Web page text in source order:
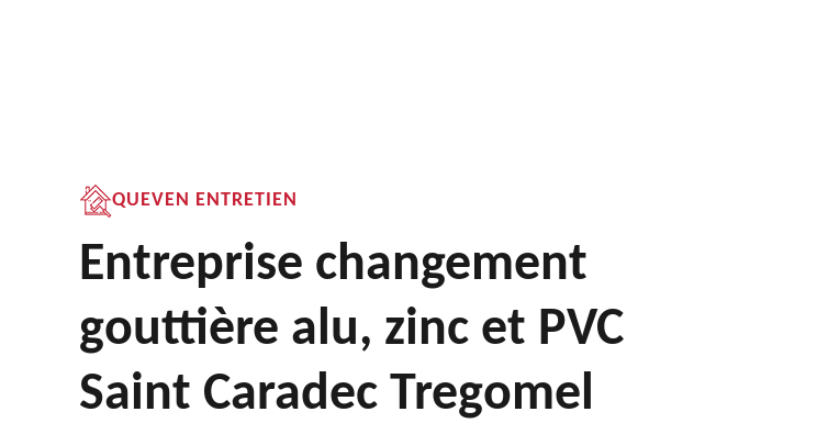
QUEVEN ENTRETIEN
Entreprise changement
gouttière alu, zinc et PVC
Saint Caradec Tregomel